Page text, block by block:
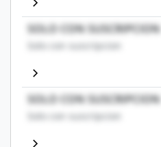
SOLO CON SUSCRIPCION
Solo con suscripcion
SOLO CON SUSCRIPCION
Solo con suscripcion